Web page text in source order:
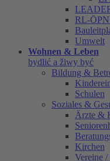
RL-
Umwelt
Wohnen & Leben
bydlić a žiwy być
Bildung &
Schulen
Soziales &
Ärzte &
Kirchen
Vereine /